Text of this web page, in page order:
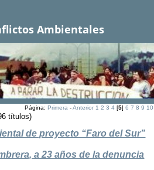
Ambientales
Página: Primera-Anterior 1 2 3 4[5] 6 7 8 9 10
títulos)
de proyecto “Faro del Sur”
a 23 años de la denuncia